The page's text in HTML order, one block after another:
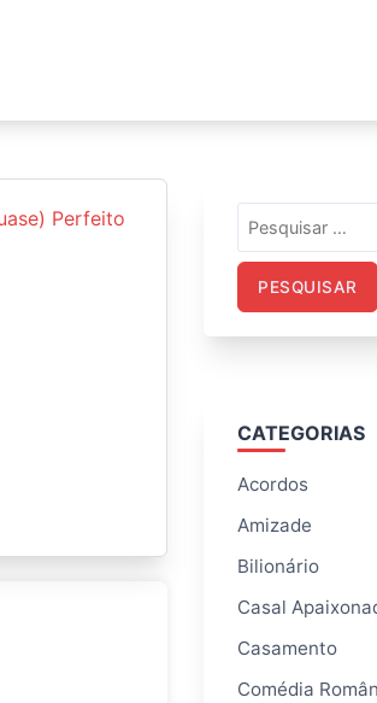
Perfeito
por:
CATEGORIAS
Acordos
Amizade
Bilionário
Casal
Casamento
Comédia